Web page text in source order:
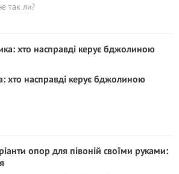
так ли?
хто насправді керує бджолиною